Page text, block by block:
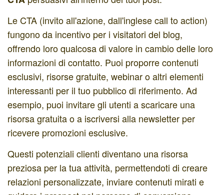
Le CTA (invito all'azione, dall'inglese call to action)
fungono da incentivo per i visitatori del blog,
offrendo loro qualcosa di valore in cambio delle loro
informazioni di contatto. Puoi proporre contenuti
esclusivi, risorse gratuite, webinar o altri elementi
interessanti per il tuo pubblico di riferimento. Ad
esempio, puoi invitare gli utenti a scaricare una
risorsa gratuita o a iscriversi alla newsletter per
ricevere promozioni esclusive.
Questi potenziali clienti diventano una risorsa
preziosa per la tua attività, permettendoti di creare
relazioni personalizzate, inviare contenuti mirati e